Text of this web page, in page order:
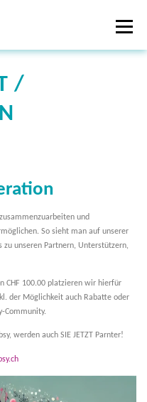
Menü
/
und
So sieht man auf unserer
unseren Partnern, Unterstützern,
CHF 100.00 platzieren wir hierfür
der Möglichkeit auch Rabatte oder
Community.
werden auch SIE JETZT Parnter!